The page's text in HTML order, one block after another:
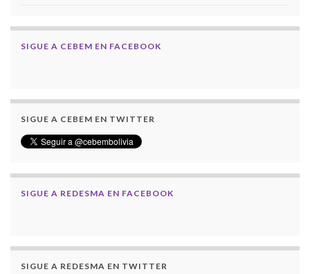
SIGUE A CEBEM EN FACEBOOK
SIGUE A CEBEM EN TWITTER
SIGUE A REDESMA EN FACEBOOK
SIGUE A REDESMA EN TWITTER